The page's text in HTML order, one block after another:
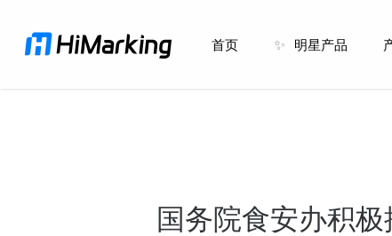
首页 ✨ 明星产品
国务院食安办积